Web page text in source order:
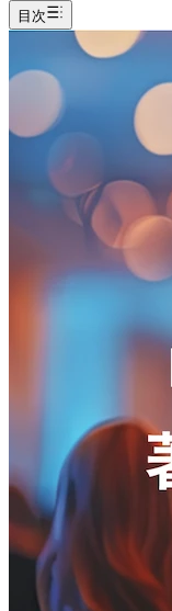
目次